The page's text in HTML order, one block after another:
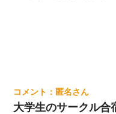
匿名
大学生のサークル合